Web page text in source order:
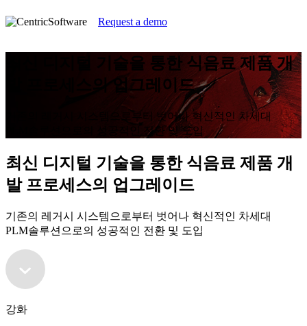
Request a demo
최신 디지털 기술을 통한 식음료 제품 개
발 프로세스의 업그레이드
기존의 레거시 시스템으로부터 벗어나 혁신적인 차세대
PLM솔루션으로의 성공적인 전환 및 도입
최신 디지털 기술을 통한 식음료 제품 개
발 프로세스의 업그레이드
기존의 레거시 시스템으로부터 벗어나 혁신적인 차세대
PLM솔루션으로의 성공적인 전환 및 도입
강화